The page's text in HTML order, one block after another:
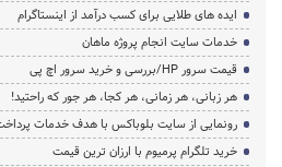
ایده های طلایی برای کسب درآمد از اینستاگرام
خدمات سایت انجام پروژه ماهان
قیمت سرور HP/بررسی و خرید سرور اچ پی
هر زبانی، هر زمانی، هر کجا، هر جور که راحتید!
رونمایی از سایت بلوباکس با هدف خدمات
خرید تلگرام پرمیوم با ارزان ترین قیمت